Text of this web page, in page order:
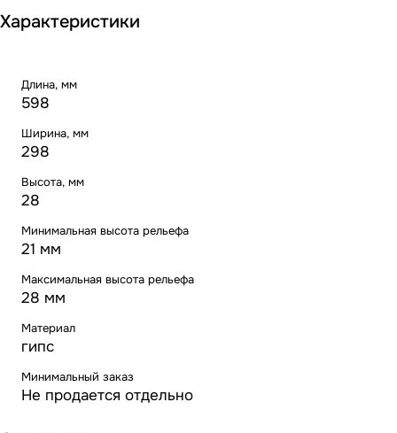
Характеристики
Длина, мм
598
Ширина, мм
298
Высота, мм
28
Минимальная высота рельефа
21 мм
Максимальная высота рельефа
28 мм
Материал
гипс
Минимальный заказ
Не продается отдельно